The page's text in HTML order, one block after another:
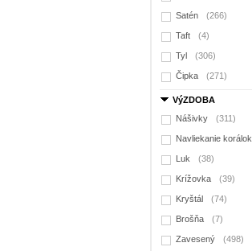
Satén (266)
Taft (4)
Tyl (306)
Čipka (271)
VýZDOBA
Nášivky
(311)
Navliekanie korálok
Luk (38)
Krížovka (39)
Kryštál (74)
Brošňa (7)
Zavesený (498)